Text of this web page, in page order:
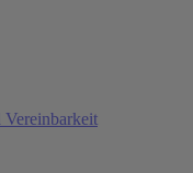
Vereinbarkeit